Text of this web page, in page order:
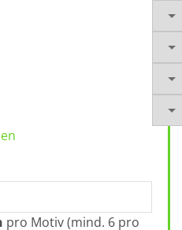
pro Motiv (mind. 6 pro